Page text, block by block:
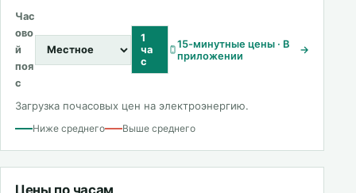
Час
ово
й
поя
с
1
ча
с
15-минутные цены · В
приложении
→
Загрузка почасовых цен на электроэнергию.
Ниже среднего Выше среднего